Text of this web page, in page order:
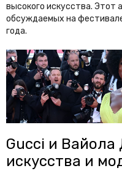
высокого искусства. Этот
обсуждаемых на
года.
Gucci и Вайола
искусства и